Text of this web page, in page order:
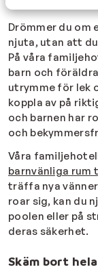
Drömmer du om
njuta, utan att
På våra
barn och
utrymme för lek
koppla av på
och barnen har
och
Våra
barnvänliga rum
träffa nya
roar sig, kan du
poolen eller på
deras säkerhet.
Skäm bort